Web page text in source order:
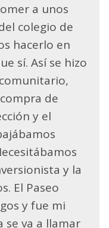
a unos
colegio de
hacerlo en
sí. Así se hizo
de
y el
y la
El Paseo
y fue mi
se va a llamar